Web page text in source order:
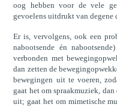
oog hebben voor de vele
gevoelens uitdrukt van degene
Er is, vervolgens, ook een
nabootsende én
verbonden met
dan zetten de
bewegingen uit te voeren,
gaat het om spraakmuziek,
uit; gaat het om mimetische